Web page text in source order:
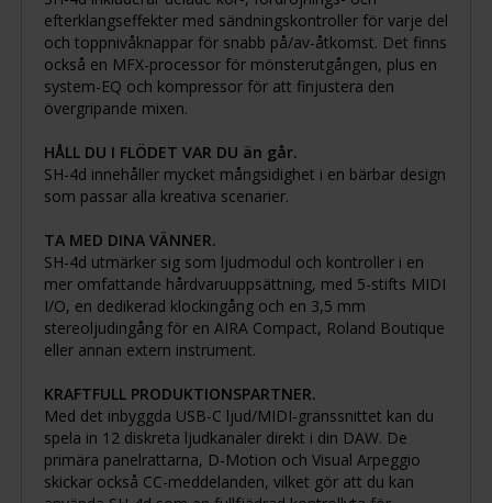
efterklangseffekter med sändningskontroller för varje del
och toppnivåknappar för snabb på/av-åtkomst. Det finns
också en MFX-processor för mönsterutgången, plus en
system-EQ och kompressor för att finjustera den
övergripande mixen.
HÅLL DU I FLÖDET VAR DU än går.
SH-4d innehåller mycket mångsidighet i en bärbar design
som passar alla kreativa scenarier.
TA MED DINA VÄNNER.
SH-4d utmärker sig som ljudmodul och kontroller i en
mer omfattande hårdvaruuppsättning, med 5-stifts MIDI
I/O, en dedikerad klockingång och en 3,5 mm
stereoljudingång för en AIRA Compact, Roland Boutique
eller annan extern instrument.
KRAFTFULL PRODUKTIONSPARTNER.
Med det inbyggda USB-C ljud/MIDI-gränssnittet kan du
spela in 12 diskreta ljudkanaler direkt i din DAW. De
primära panelrattarna, D-Motion och Visual Arpeggio
skickar också CC-meddelanden, vilket gör att du kan